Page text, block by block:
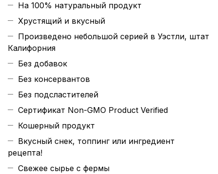
На 100% натуральный продукт
Хрустящий и вкусный
Произведено небольшой серией в Уэстли, штат
Калифорния
Без добавок
Без консервантов
Без подсластителей
Сертификат Non-GMO Product Verified
Кошерный продукт
Вкусный снек, топпинг или ингредиент
рецепта!
Свежее сырье с фермы